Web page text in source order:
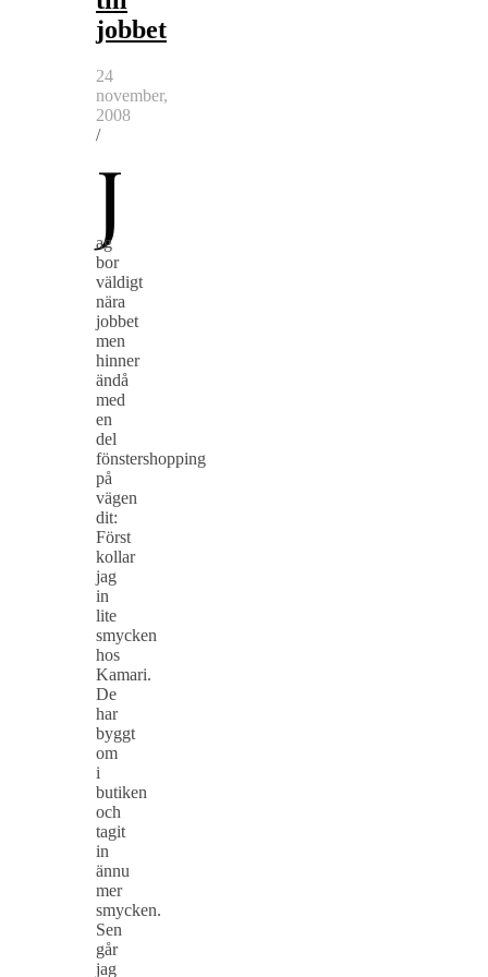
jobbet
24
november,
2008
/
J
ag
bor
väldigt
nära
jobbet
men
hinner
ändå
med
en
del
fönstershopping
på
vägen
dit:
Först
kollar
jag
in
lite
smycken
hos
Kamari.
De
har
byggt
om
i
butiken
och
tagit
in
ännu
mer
smycken.
Sen
går
jag